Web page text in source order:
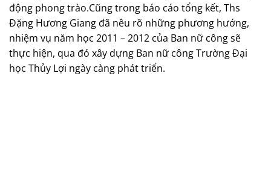
động phong trào.Cũng trong báo cáo tổng kết, Ths
Đặng Hương Giang đã nêu rõ những phương hướng,
nhiệm vụ năm học 2011 – 2012 của Ban nữ công sẽ
thực hiện, qua đó xây dựng Ban nữ công Trường Đại
học Thủy Lợi ngày càng phát triển.